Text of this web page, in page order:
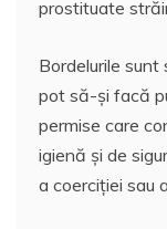
prostituate
Bordelurile
pot să-și facă
permise care
igienă și de
a coerciției sau